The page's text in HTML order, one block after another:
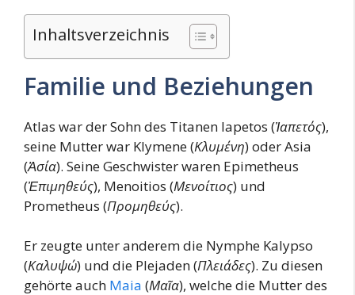
Inhaltsverzeichnis
Familie und Beziehungen
Atlas war der Sohn des Titanen Iapetos (Ἰαπετός),
seine Mutter war Klymene (Κλυμένη) oder Asia
(Ἀσία). Seine Geschwister waren Epimetheus
(Ἐπιμηθεύς), Menoitios (Μενοίτιος) und
Prometheus (Προμηθεύς).
Er zeugte unter anderem die Nymphe Kalypso
(Καλυψώ) und die Plejaden (Πλειάδες). Zu diesen
gehörte auch Maia (Μαῖα), welche die Mutter des